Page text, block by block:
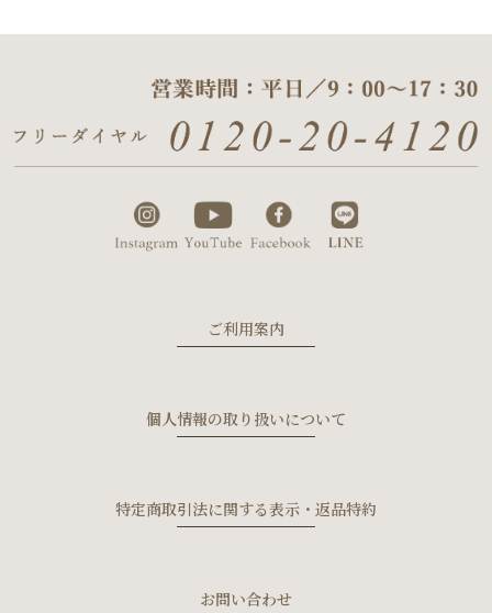
ご利用案内
個人情報の取り扱いについて
特定商取引法に関する表示・返品特約
お問い合わせ